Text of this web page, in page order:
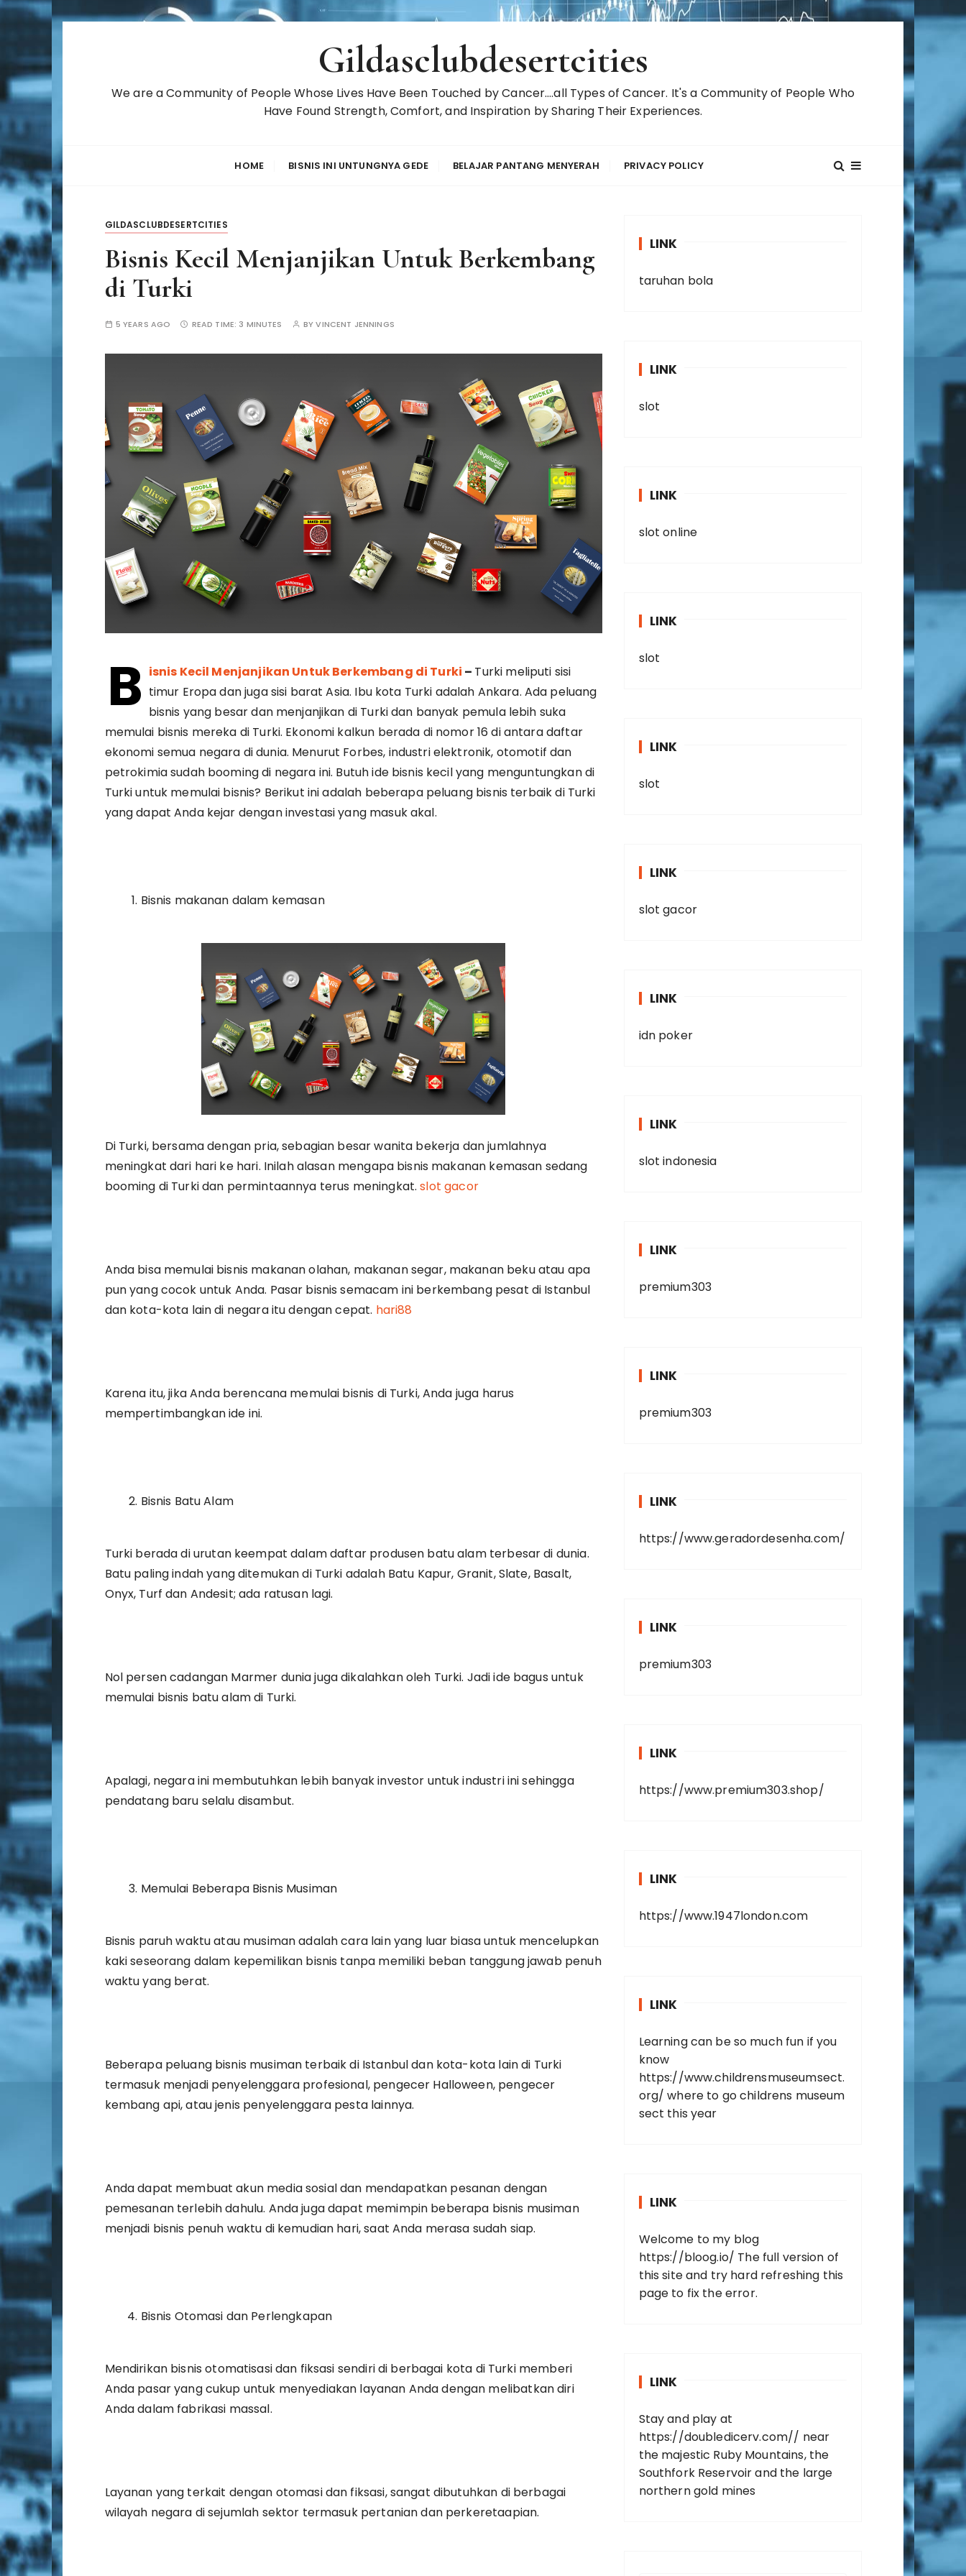
o
n
t
e
n
Gildasclubdesertcities
We are a Community of People Whose Lives Have Been Touched by Cancer….all Types of Cancer. It's a Community of People Who
Have Found Strength, Comfort, and Inspiration by Sharing Their Experiences.
HOME BISNIS INI UNTUNGNYA GEDE BELAJAR PANTANG MENYERAH PRIVACY POLICY
GILDASCLUBDESERTCITIES
Bisnis Kecil Menjanjikan Untuk Berkembang
di Turki
5 YEARS AGO READ TIME: 3 MINUTES BYVINCENT JENNINGS
B isnis Kecil Menjanjikan Untuk Berkembang di Turki – Turki meliputi sisi
timur Eropa dan juga sisi barat Asia. Ibu kota Turki adalah Ankara. Ada peluang
bisnis yang besar dan menjanjikan di Turki dan banyak pemula lebih suka
memulai bisnis mereka di Turki. Ekonomi kalkun berada di nomor 16 di antara daftar
ekonomi semua negara di dunia. Menurut Forbes, industri elektronik, otomotif dan
petrokimia sudah booming di negara ini. Butuh ide bisnis kecil yang menguntungkan di
Turki untuk memulai bisnis? Berikut ini adalah beberapa peluang bisnis terbaik di Turki
yang dapat Anda kejar dengan investasi yang masuk akal.
Bisnis makanan dalam kemasan
Di Turki, bersama dengan pria, sebagian besar wanita bekerja dan jumlahnya
meningkat dari hari ke hari. Inilah alasan mengapa bisnis makanan kemasan sedang
booming di Turki dan permintaannya terus meningkat.slot gacor
Anda bisa memulai bisnis makanan olahan, makanan segar, makanan beku atau apa
pun yang cocok untuk Anda. Pasar bisnis semacam ini berkembang pesat di Istanbul
dan kota-kota lain di negara itu dengan cepat. hari88
Karena itu, jika Anda berencana memulai bisnis di Turki, Anda juga harus
mempertimbangkan ide ini.
Bisnis Batu Alam
Turki berada di urutan keempat dalam daftar produsen batu alam terbesar di dunia.
Batu paling indah yang ditemukan di Turki adalah Batu Kapur, Granit, Slate, Basalt,
Onyx, Turf dan Andesit; ada ratusan lagi.
Nol persen cadangan Marmer dunia juga dikalahkan oleh Turki. Jadi ide bagus untuk
memulai bisnis batu alam di Turki.
Apalagi, negara ini membutuhkan lebih banyak investor untuk industri ini sehingga
pendatang baru selalu disambut.
Memulai Beberapa Bisnis Musiman
Bisnis paruh waktu atau musiman adalah cara lain yang luar biasa untuk mencelupkan
kaki seseorang dalam kepemilikan bisnis tanpa memiliki beban tanggung jawab penuh
waktu yang berat.
Beberapa peluang bisnis musiman terbaik di Istanbul dan kota-kota lain di Turki
termasuk menjadi penyelenggara profesional, pengecer Halloween, pengecer
kembang api, atau jenis penyelenggara pesta lainnya.
Anda dapat membuat akun media sosial dan mendapatkan pesanan dengan
pemesanan terlebih dahulu. Anda juga dapat memimpin beberapa bisnis musiman
menjadi bisnis penuh waktu di kemudian hari, saat Anda merasa sudah siap.
Bisnis Otomasi dan Perlengkapan
Mendirikan bisnis otomatisasi dan fiksasi sendiri di berbagai kota di Turki memberi
Anda pasar yang cukup untuk menyediakan layanan Anda dengan melibatkan diri
Anda dalam fabrikasi massal.
Layanan yang terkait dengan otomasi dan fiksasi, sangat dibutuhkan di berbagai
wilayah negara di sejumlah sektor termasuk pertanian dan perkeretaapian.
LINK
taruhan bola
LINK
slot
LINK
slot online
LINK
slot
LINK
slot
LINK
slot gacor
LINK
idn poker
LINK
slot indonesia
LINK
premium303
LINK
premium303
LINK
https://www.geradordesenha.com/
LINK
premium303
LINK
https://www.premium303.shop/
LINK
https://www.1947london.com
LINK
Learning can be so much fun if you
know
https://www.childrensmuseumsect.
org/ where to go childrens museum
sect this year
LINK
Welcome to my blog
https://bloog.io/ The full version of
this site and try hard refreshing this
page to fix the error.
LINK
Stay and play at
https://doubledicerv.com// near
the majestic Ruby Mountains, the
Southfork Reservoir and the large
northern gold mines